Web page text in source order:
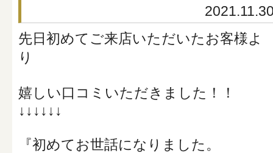
先日初めてご来店いただいたお客様よ
り
嬉しい口コミいただきました！！
↓↓↓↓↓↓
『初めてお世話になりました。